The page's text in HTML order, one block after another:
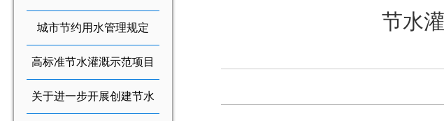
条例
城市节约用水管理规定
高标准节水灌溉示范项目
建设管理办法
关于进一步开展创建节水
节水